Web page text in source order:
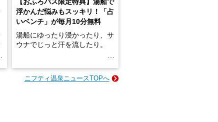
浮かんだ悩みもスッキリ！「占
いベンチ」が毎月10分無料
湯船にゆったり浸かったり、サ
ウナでじっと汗を流したり。
そんな「一人でぼんやり過ごす
ニフティ温泉ニュースTOPへ